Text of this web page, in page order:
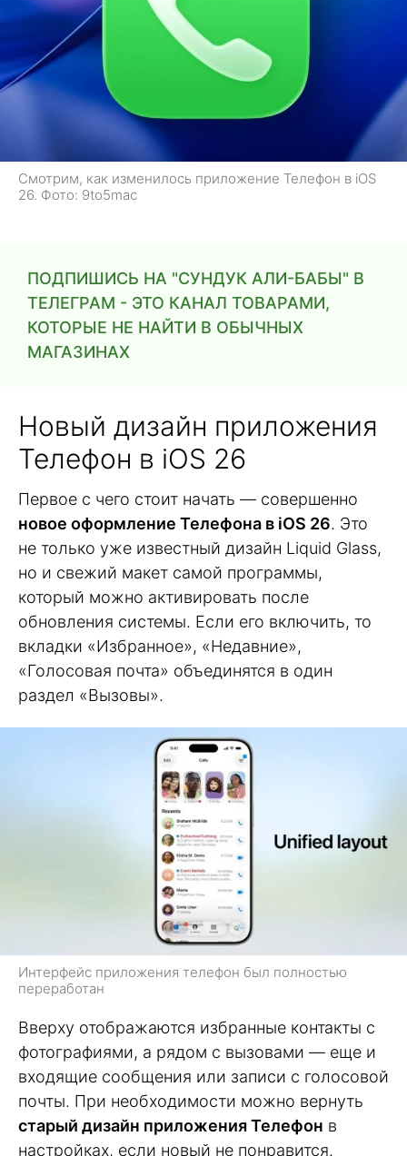
Смотрим, как изменилось приложение Телефон в iOS
26. Фото: 9to5mac
ПОДПИШИСЬ НА "СУНДУК АЛИ-БАБЫ" В
ТЕЛЕГРАМ - ЭТО КАНАЛ ТОВАРАМИ,
КОТОРЫЕ НЕ НАЙТИ В ОБЫЧНЫХ
МАГАЗИНАХ
Новый дизайн приложения
Телефон в iOS 26
Первое с чего стоит начать — совершенно
новое оформление Телефона в iOS 26. Это
не только уже известный дизайн Liquid Glass,
но и свежий макет самой программы,
который можно активировать после
обновления системы. Если его включить, то
вкладки «Избранное», «Недавние»,
«Голосовая почта» объединятся в один
раздел «Вызовы».
Интерфейс приложения телефон был полностью
переработан
Вверху отображаются избранные контакты с
фотографиями, а рядом с вызовами — еще и
входящие сообщения или записи с голосовой
почты. При необходимости можно вернуть
старый дизайн приложения Телефон в
настройках, если новый не понравится.